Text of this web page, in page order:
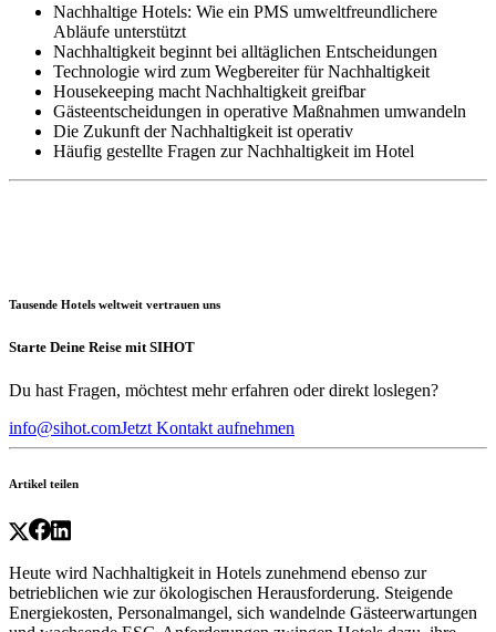
Nachhaltige Hotels: Wie ein PMS umweltfreundlichere
Abläufe unterstützt
Nachhaltigkeit beginnt bei alltäglichen Entscheidungen
Technologie wird zum Wegbereiter für Nachhaltigkeit
Housekeeping macht Nachhaltigkeit greifbar
Gästeentscheidungen in operative Maßnahmen umwandeln
Die Zukunft der Nachhaltigkeit ist operativ
Häufig gestellte Fragen zur Nachhaltigkeit im Hotel
Tausende Hotels weltweit vertrauen uns
Starte Deine Reise mit SIHOT
Du hast Fragen, möchtest mehr erfahren oder direkt loslegen?
info@sihot.comJetzt Kontakt aufnehmen
Artikel teilen
Heute wird Nachhaltigkeit in Hotels zunehmend ebenso zur
betrieblichen wie zur ökologischen Herausforderung. Steigende
Energiekosten, Personalmangel, sich wandelnde Gästeerwartungen